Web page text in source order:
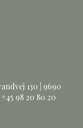
130 | 9690
98 20 80 20